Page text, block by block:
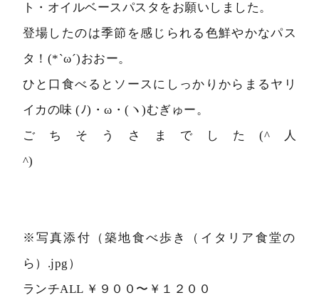
ト・オイルベースパスタをお願いしました。
登場したのは季節を感じられる色鮮やかなパス
タ！(*`ω´)おおー。
ひと口食べるとソースにしっかりからまるヤリ
イカの味 (ﾉ)・ω・(ヽ)むぎゅー。
ごちそうさまでした(^人
^)
※写真添付（築地食べ歩き（イタリア食堂の
ら）.jpg）
ランチALL ￥９００〜￥１２００